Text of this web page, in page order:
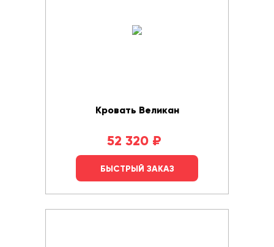
Кровать Великан
52 320 ₽
БЫСТРЫЙ ЗАКАЗ